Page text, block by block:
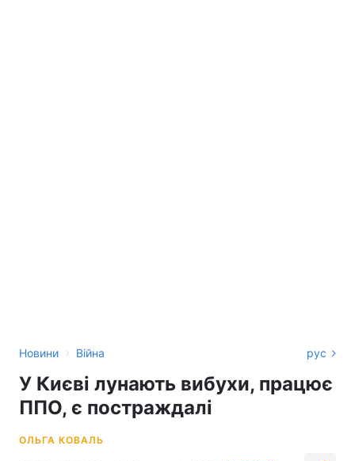
Новини › Війна рус
У Києві лунають вибухи, працює
ППО, є постраждалі
ОЛЬГА КОВАЛЬ